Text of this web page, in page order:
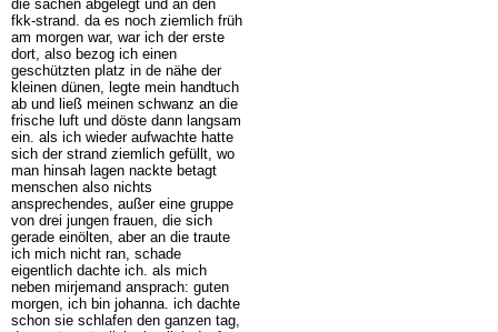
die sachen abgelegt und an den
fkk-strand. da es noch ziemlich früh
am morgen war, war ich der erste
dort, also bezog ich einen
geschützten platz in de nähe der
kleinen dünen, legte mein handtuch
ab und ließ meinen schwanz an die
frische luft und döste dann langsam
ein. als ich wieder aufwachte hatte
sich der strand ziemlich gefüllt, wo
man hinsah lagen nackte betagt
menschen also nichts
ansprechendes, außer eine gruppe
von drei jungen frauen, die sich
gerade einölten, aber an die traute
ich mich nicht ran, schade
eigentlich dachte ich. als mich
neben mirjemand ansprach: guten
morgen, ich bin johanna. ich dachte
schon sie schlafen den ganzen tag,